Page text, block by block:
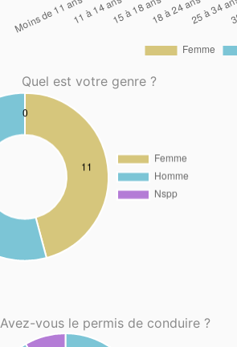
Quel est votre genre ?
Avez-vous le permis de conduire ?